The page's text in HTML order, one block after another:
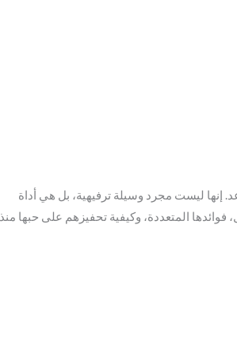
إنها ليست مجرد وسيلة ترفيهية، بل هي أداة
المتعددة، وكيفية تحفيزهم على حبها منذ